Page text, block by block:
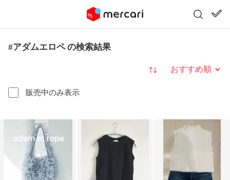
#アダムエロペ の検索結果
販売中のみ表示
並び替え